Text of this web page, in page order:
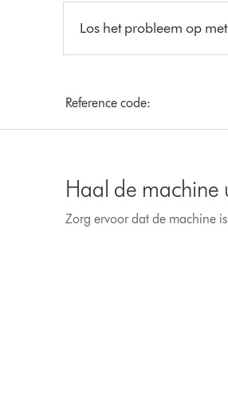
Los het probleem op
Reference code:
Haal de machine
Zorg ervoor dat de machine